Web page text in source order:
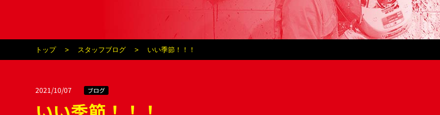
トップ スタッフブログ いい季節！！！
2021/10/07 ブログ